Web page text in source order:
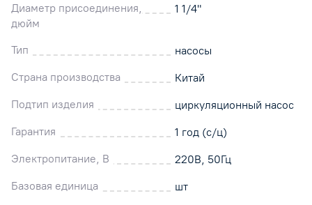
Диаметр присоединения,
дюйм
1 1/4"
Тип
насосы
Страна производства
Китай
Подтип изделия
циркуляционный насос
Гарантия
1 год (с/ц)
Электропитание, В
220В, 50Гц
Базовая единица
шт